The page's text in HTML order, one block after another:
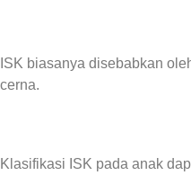
ISK biasanya disebabkan
cerna.
Klasifikasi ISK pada anak